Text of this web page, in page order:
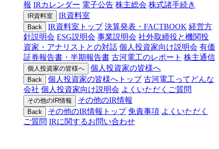
報 IRカレンダー 電子公告 株主総会 株式諸手続き
IR資料室 IR資料室
Back IR資料室トップ 決算発表・FACTBOOK 経営方
針説明会 ESG説明会 事業説明会 社外取締役と機関投
資家・アナリストとの対話 個人投資家向け説明会 有価
証券報告書・半期報告書 古河電工のレポート 株主通信
個人投資家の皆様へ 個人投資家の皆様へ
Back 個人投資家の皆様へトップ 古河電工ってどんな
会社 個人投資家向け説明会 よくいただくご質問
その他のIR情報 その他のIR情報
Back その他のIR情報トップ 免責事項 よくいただく
ご質問 IRに関するお問い合わせ